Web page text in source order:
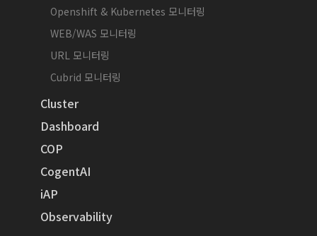
Openshift & Kubernetes 모니터링
WEB/WAS 모니터링
URL 모니터링
Cubrid 모니터링
Cluster
Dashboard
COP
CogentAI
iAP
Observability